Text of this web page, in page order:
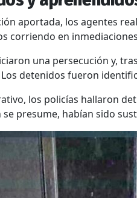
aportada, los agentes
corriendo en
una persecución y,
detenidos fueron
los policías hallaron
presume, habían sido